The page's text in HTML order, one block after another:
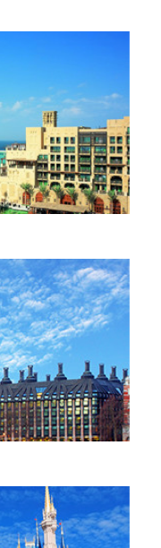
60% en tu
60% en tu